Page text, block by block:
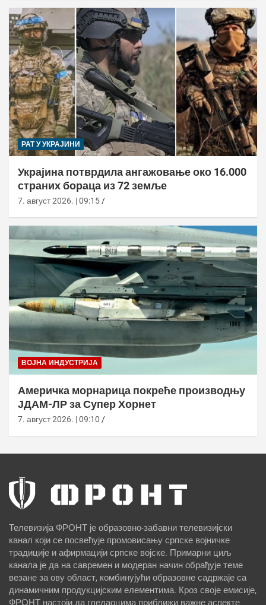
РАТ У УКРАЈИНИ
Украјина потврдила ангажовање око 16.000
страних бораца из 72 земље
7. август 2026. | 09:15
ВОЈНА ИНДУСТРИЈА
Америчка морнарица покреће производњу
ЈДАМ-ЛР за Супер Хорнет
7. август 2026. | 09:10
Телевизија ФРОНТ је образовно-забавни телевизијски
канал који се посвећује промовисању српске војничке
традиције и афирмацији српске војске. Примарни циљ
канала је да на савремен и модеран начин обрађује теме
везане за ову област, комбинујући образовне садржаје са
динамичним продукцијским елементима. Кроз своје емисије,
ФРОНТ настоји да гледаоцима приближи важне аспекте